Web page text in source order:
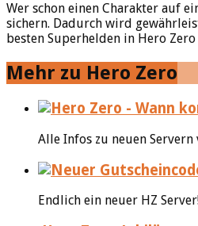
Wer schon einen Charakter auf
sichern. Dadurch wird
besten Superhelden in Hero
Mehr zu Hero Zero
Alle Infos zu neuen
Endlich ein neuer HZ